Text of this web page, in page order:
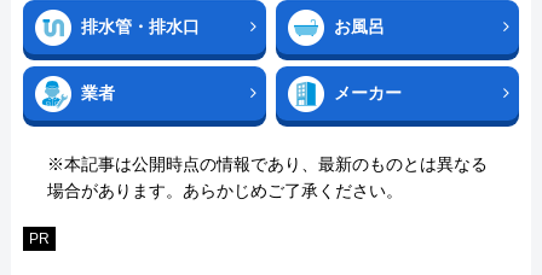
排水管・排水口 お風呂
業者 メーカー
※本記事は公開時点の情報であり、最新のものとは異なる
場合があります。あらかじめご了承ください。
PR